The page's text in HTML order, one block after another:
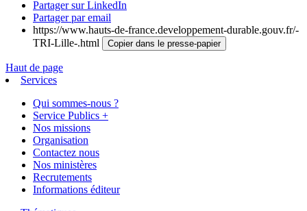
Partager sur LinkedIn
Partager par email
https://www.hauts-de-france.developpement-durable.gouv.fr/-
TRI-Lille-.html
Copier dans le presse-papier
Haut de page
Services
Qui sommes-nous ?
Service Publics +
Nos missions
Organisation
Contactez nous
Nos ministères
Recrutements
Informations éditeur